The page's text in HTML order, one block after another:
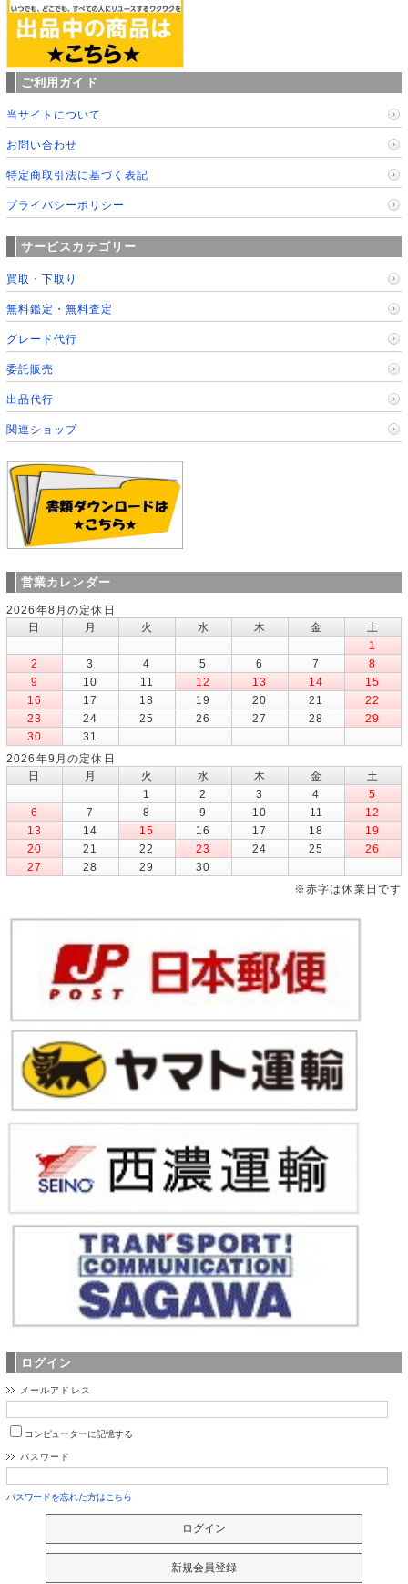
ご利用ガイド
当サイトについて
お問い合わせ
特定商取引法に基づく表記
プライバシーポリシー
サービスカテゴリー
買取・下取り
無料鑑定・無料査定
グレード代行
委託販売
出品代行
関連ショップ
営業カレンダー
2026年8月の定休日
日
月 火 水 木 金
土
1
2
3 4 5 6 7
8
9
10 11 12 13 14
15
16
17 18 19 20 21
22
23
24 25 26 27 28
29
30
31
2026年9月の定休日
日
月 火 水 木 金
土
1
2 3 4
5
6
7 8 9 10 11
12
13
14 15 16 17 18
19
20
21 22 23 24 25
26
27
28 29
30
※赤字は休業日です
ログイン
メールアドレス
コンピューターに記憶する
パスワード
パスワードを忘れた方はこちら